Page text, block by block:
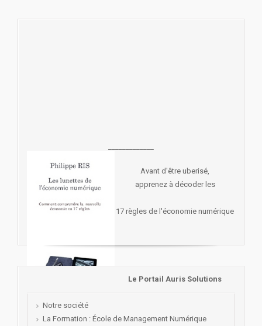
Avant d'être uberisé,
apprenez à décoder les
17 règles de l'économie numérique
Le Portail Auris Solutions
Notre société
La Formation : École de Management Numérique